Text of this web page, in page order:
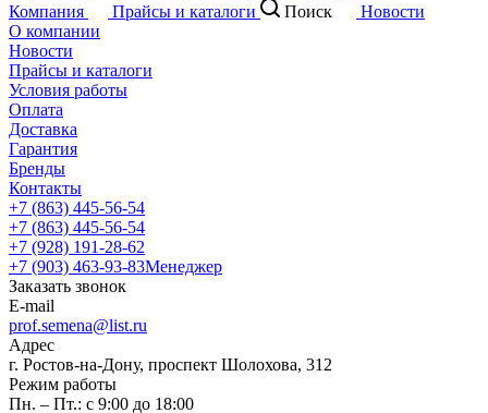
Компания
Прайсы и каталоги Поиск
Новости
О компании
Новости
Прайсы и каталоги
Условия работы
Оплата
Доставка
Гарантия
Бренды
Контакты
+7 (863) 445-56-54
+7 (863) 445-56-54
+7 (928) 191-28-62
+7 (903) 463-93-83Менеджер
Заказать звонок
E-mail
prof.semena@list.ru
Адрес
г. Ростов-на-Дону, проспект Шолохова, 312
Режим работы
Пн. – Пт.: с 9:00 до 18:00